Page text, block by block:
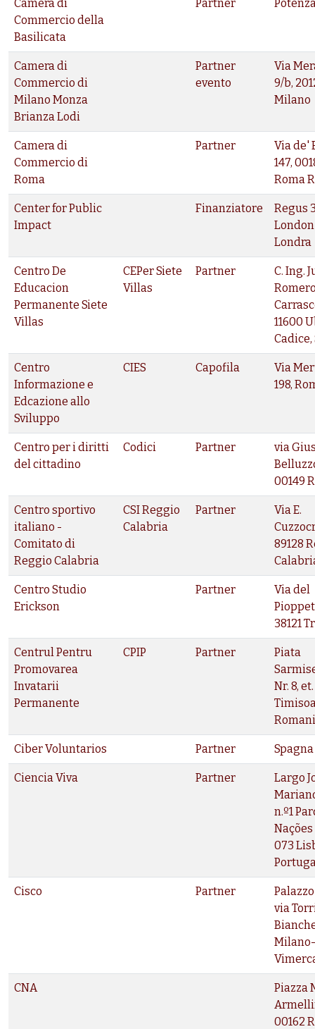
Camera di
Commercio della
Basilicata
Partner
Camera di
Commercio di
Milano Monza
Brianza Lodi
Partner
evento
Via
9/b,
Milano
Camera di
Commercio di
Roma
Partner
Via de'
147,
Roma
Center for Public
Impact
Finanziatore
Regus
London
Londra
Centro De
Educacion
Permanente Siete
Villas
CEPer Siete
Villas
Partner
C. Ing.
11600
Cadice,
Centro
Informazione e
Edcazione allo
Sviluppo
CIES Capofila
Via
198,
Centro per i diritti
del cittadino
Codici Partner
via
00149
Centro sportivo
italiano -
Comitato di
Reggio Calabria
CSI Reggio
Calabria
Partner
Via E.
89128
Centro Studio
Erickson
Partner
Via del
38121
Centrul Pentru
Promovarea
Invatarii
Permanente
CPIP Partner
Piata
Nr. 8, et.
Ciber Voluntarios Partner Spagna
Ciencia Viva Partner
Largo
n.º1
Nações
073
Cisco Partner
via
Milano-
CNA
Piazza
00162